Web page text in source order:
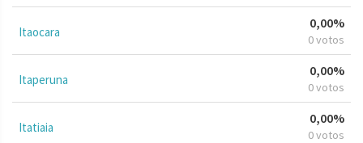
Itaocara
0,00%
0 votos
Itaperuna
0,00%
0 votos
Itatiaia
0,00%
0 votos